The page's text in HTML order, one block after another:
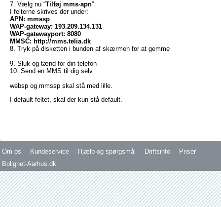
7. Vælg nu “Tilføj mms-apn”
I felterne skrives der under:
APN: mmssp
WAP-gateway: 193.209.134.131
WAP-gatewayport: 8080
MMSC: http://mms.telia.dk
8. Tryk på disketten i bunden af skærmen for at gemme
9. Sluk og tænd for din telefon
10. Send en MMS til dig selv
websp og mmssp skal stå med lille.
I default feltet, skal der kun stå default.
Om os Kundeservice Hjælp og spørgsmål Driftsinfo
Priser
Bolignet-Aarhus.dk